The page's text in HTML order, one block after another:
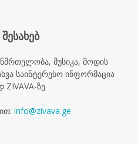
შესახებ
მუსიკა, მოდის
საინტერესო ინფორმაცია
ზე
info@zivava.ge